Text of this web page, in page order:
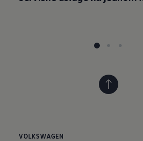
VOLKSWAGEN